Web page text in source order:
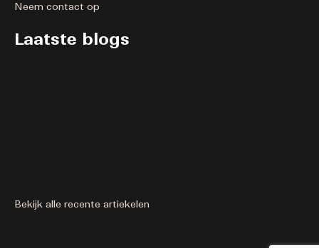
Neem contact op
Laatste blogs
Bekijk alle recente artiekelen